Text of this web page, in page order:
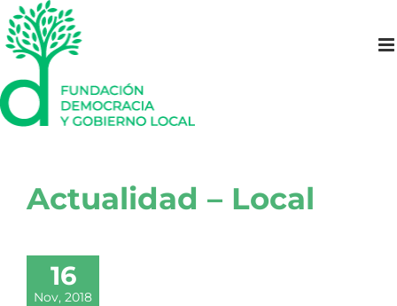
Saltar
al
contenido
Actualidad – Local
16
Nov, 2018